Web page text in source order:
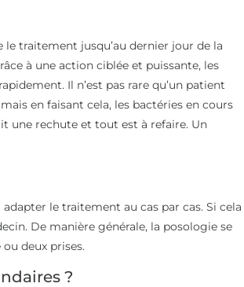
traitement jusqu’au dernier jour de la
à une action ciblée et puissante, les
Il n’est pas rare qu’un patient
en faisant cela, les bactéries en cours
une rechute et tout est à refaire. Un
le traitement au cas par cas. Si cela
De manière générale, la posologie se
deux prises.
?